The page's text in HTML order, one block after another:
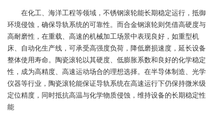
在化工、海洋工程等领域，不锈钢滚轮能长期稳定运行，抵御
环境侵蚀，确保导轨系统的可靠性。而合金钢滚轮则凭借高硬度与
高耐磨性，在重载、高速的机械加工场景中表现良好，如重型机
床、自动化生产线，可承受高强度负荷，降低磨损速度，延长设备
整体使用寿命。陶瓷滚轮以其硬度、低膨胀系数和良好的化学稳定
性，成为高精度、高速运动场合的理想选择。在半导体制造、光学
仪器等行业，陶瓷滚轮能保证导轨系统在高速运行下仍保持微米级
定位精度，同时抵抗高温与化学物质侵蚀，维持设备的长期稳定性
能